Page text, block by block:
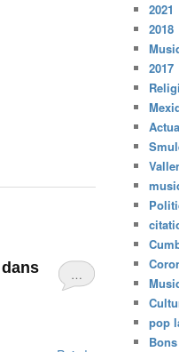
…
2021
2018
2017
pop